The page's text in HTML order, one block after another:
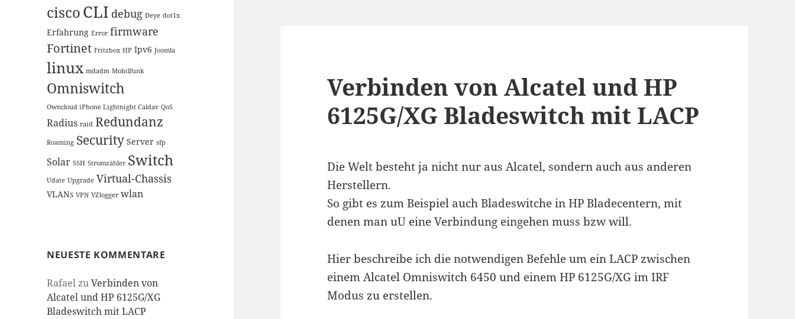
ciscoCLI debug Deye dot1x
Erfahrung Error firmware
Fortinet Fritzbox HP Ipv6 Joomla
linux mdadm Mobilfunk
Omniswitch
Owncloud iPhone Lightnight Caldav QoS
Radius raid Redundanz
Roaming Security Server sfp
Solar SSH Stromzähler Switch
Udate Upgrade Virtual-Chassis
VLANs VPN VZlogger wlan
NEUESTE KOMMENTARE
RafaelzuVerbinden von
Alcatel und HP 6125G/XG
Bladeswitch mit LACP
Verbinden von Alcatel und HP
6125G/XG Bladeswitch mit LACP
Die Welt besteht ja nicht nur aus Alcatel, sondern auch aus anderen
Herstellern.
So gibt es zum Beispiel auch Bladeswitche in HP Bladecentern, mit
denen man uU eine Verbindung eingehen muss bzw will.
Hier beschreibe ich die notwendigen Befehle um ein LACP zwischen
einem Alcatel Omniswitch 6450 und einem HP 6125G/XG im IRF
Modus zu erstellen.